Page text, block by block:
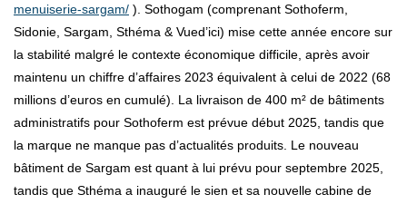
menuiserie-sargam/ ). Sothogam (comprenant Sothoferm,
Sidonie, Sargam, Sthéma & Vued’ici) mise cette année encore sur
la stabilité malgré le contexte économique difficile, après avoir
maintenu un chiffre d’affaires 2023 équivalent à celui de 2022 (68
millions d’euros en cumulé). La livraison de 400 m² de bâtiments
administratifs pour Sothoferm est prévue début 2025, tandis que
la marque ne manque pas d’actualités produits. Le nouveau
bâtiment de Sargam est quant à lui prévu pour septembre 2025,
tandis que Sthéma a inauguré le sien et sa nouvelle cabine de